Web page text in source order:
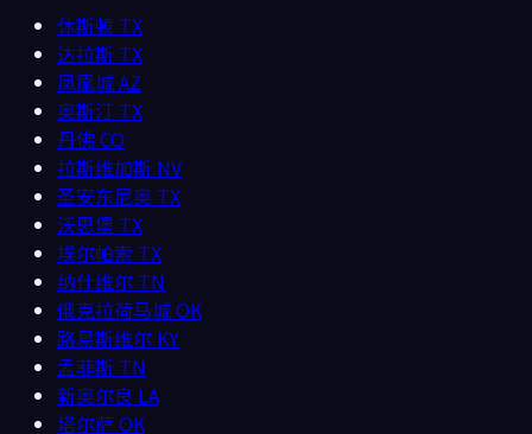
休斯顿 TX
达拉斯 TX
凤凰城AZ
奥斯汀 TX
丹佛CO
拉斯维加斯 NV
圣安东尼奥 TX
沃思堡 TX
埃尔帕索 TX
纳什维尔 TN
俄克拉荷马城OK
路易斯维尔 KY
孟菲斯 TN
新奥尔良 LA
塔尔萨OK